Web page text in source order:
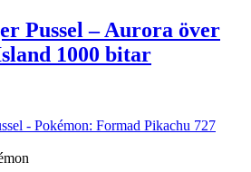
Pussel – Aurora över
1000 bitar